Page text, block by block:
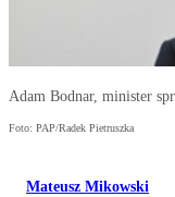
Adam Bodnar, minister
Foto: PAP/Radek Pietruszka
Mateusz Mikowski